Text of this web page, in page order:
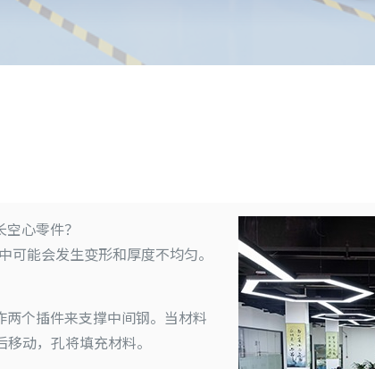
心零件？
能会发生变形和厚度不均匀。
个插件来支撑中间钢。当材料
动，孔将填充材料。